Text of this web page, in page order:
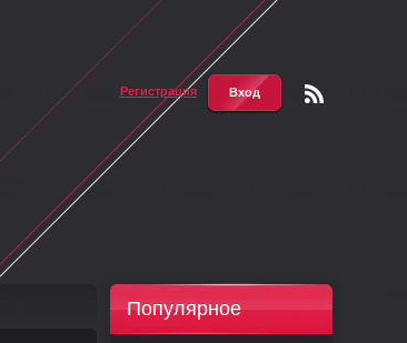
Регистрация Вход
Популярное